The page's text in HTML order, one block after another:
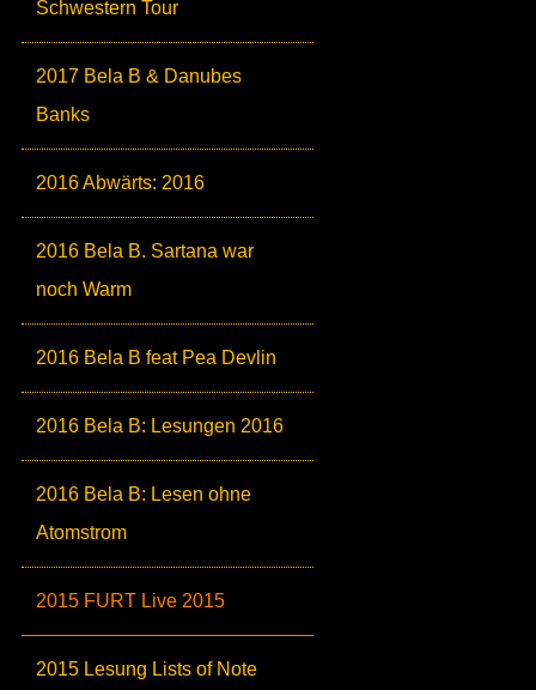
Schwestern Tour
2017 Bela B & Danubes
Banks
2016 Abwärts: 2016
2016 Bela B. Sartana war
noch Warm
2016 Bela B feat Pea Devlin
2016 Bela B: Lesungen 2016
2016 Bela B: Lesen ohne
Atomstrom
2015 FURT Live 2015
2015 Lesung Lists of Note